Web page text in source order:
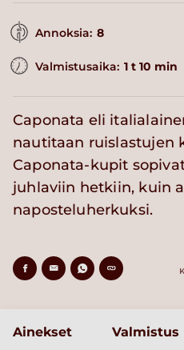
Annoksia: 8
Valmistusaika: 1 t 10 min
Caponata eli
nautitaan ruislastujen
Caponata-kupit
juhlaviin hetkiin, kuin
naposteluherkuksi.
Ainekset Valmistus